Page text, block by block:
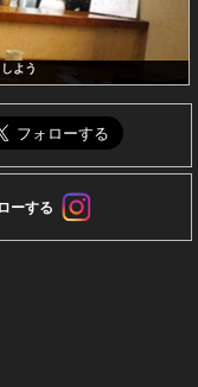
よう
ーする